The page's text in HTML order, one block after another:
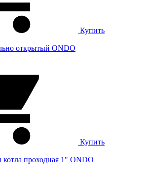
Купить
открытый ONDO
Купить
котла проходная 1" ONDO